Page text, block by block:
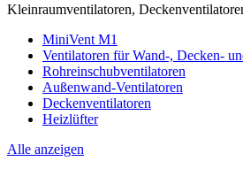
Kleinraumventilatoren,
MiniVent M1
Ventilatoren für Wand-, Decken-
Rohreinschubventilatoren
Außenwand-Ventilatoren
Deckenventilatoren
Heizlüfter
Alle anzeigen